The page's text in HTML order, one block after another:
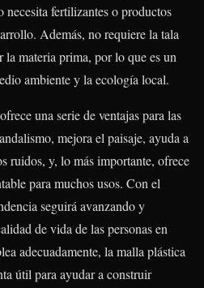
necesita fertilizantes o productos
Además, no requiere la tala
la materia prima, por lo que es un
ambiente y la ecología local.
una serie de ventajas para las
mejora el paisaje, ayuda a
ruidos, y, lo más importante, ofrece
para muchos usos. Con el
seguirá avanzando y
de vida de las personas en
adecuadamente, la malla plástica
útil para ayudar a construir